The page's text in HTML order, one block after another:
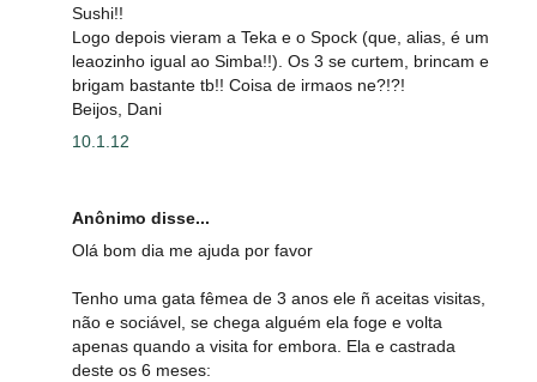
Sushi!!
Logo depois vieram a Teka e o Spock (que, alias, é um
leaozinho igual ao Simba!!). Os 3 se curtem, brincam e
brigam bastante tb!! Coisa de irmaos ne?!?!
Beijos, Dani
10.1.12
Anônimo disse...
Olá bom dia me ajuda por favor
Tenho uma gata fêmea de 3 anos ele ñ aceitas visitas,
não e sociável, se chega alguém ela foge e volta
apenas quando a visita for embora. Ela e castrada
deste os 6 meses: